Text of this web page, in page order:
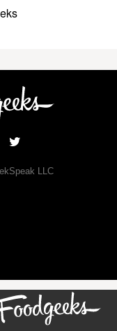
LLC